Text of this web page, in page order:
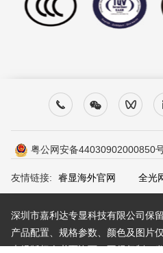
粤公网安备44030902000850
友情链接: 睿显海外官网 全光
深圳市嘉利达专显科技有限公司保
产品配置、规格参数、颜色及图片
未经版权人书面许可，不得复制、